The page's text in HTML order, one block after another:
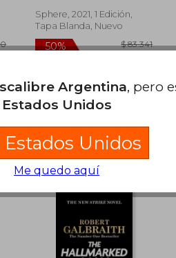
50%
dcto. $
Inglés)
Sphere, 2021, 1 Edición,
Tapa Blanda, Nuevo
Argentina, pero
Estados Unidos
Estados Unidos
Me quedo aquí